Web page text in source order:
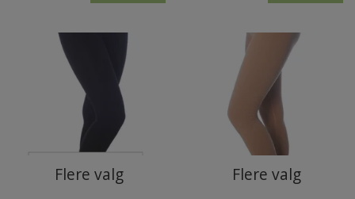
Flere valg Flere valg